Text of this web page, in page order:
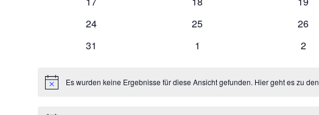
0
24
0
25
0
26
0
31
0
1
0
2
HinweisEs wurden keine Ergebnisse für diese Ansicht gefunden. Hier geht es zu den